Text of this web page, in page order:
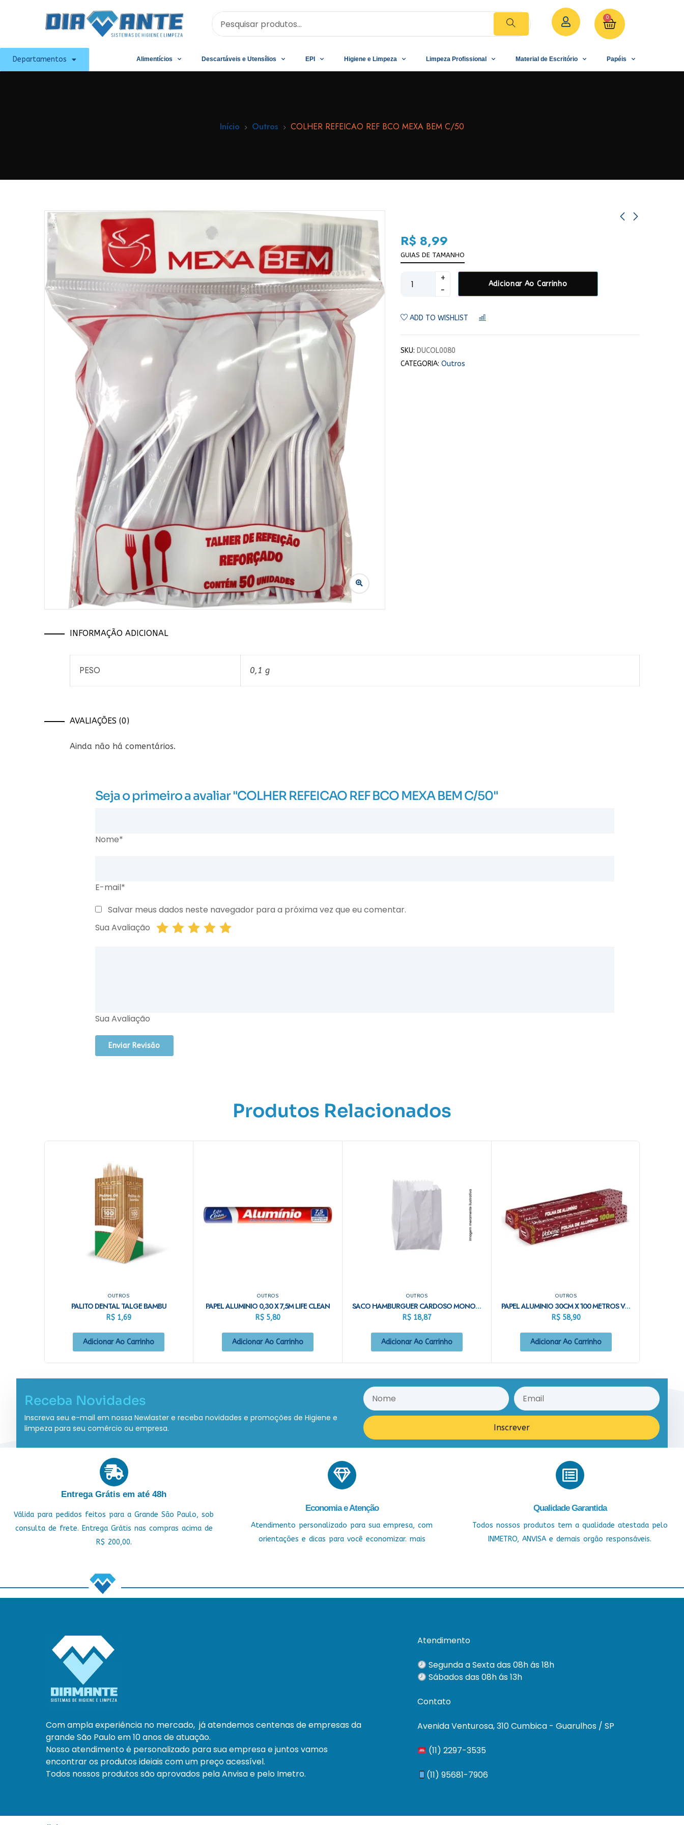
0
Departamentos Alimentícios Descartáveis e Utensílios EPI Higiene e Limpeza Limpeza Profissional Material de Escritório Papéis
Início Outros COLHER REFEICAO REF BCO MEXA BEM C/50
R$ 8,99
GUIAS DE TAMANHO
Adicionar Ao Carrinho
ADD TO WISHLIST
SKU: DUCOL0080
CATEGORIA: Outros
INFORMAÇÃO ADICIONAL
PESO 0,1 g
AVALIAÇÕES (0)
Ainda não há comentários.
Seja o primeiro a avaliar "COLHER REFEICAO REF BCO MEXA BEM C/50"
Nome*
E-mail*
Salvar meus dados neste navegador para a próxima vez que eu comentar.
Sua Avaliação
Sua Avaliação
Produtos Relacionados
OUTROS
PALITO DENTAL TALGE BAMBU
R$1,69
Adicionar Ao Carrinho
OUTROS
PAPEL ALUMINIO 0,30 X 7,5M LIFE CLEAN
R$5,80
Adicionar Ao Carrinho
OUTROS
SACO HAMBURGUER CARDOSO MONO C/500
R$18,87
Adicionar Ao Carrinho
OUTROS
PAPEL ALUMINIO 30CM X 100 METROS VABENE
R$58,90
Adicionar Ao Carrinho
Receba Novidades
Inscreva seu e-mail em nossa Newlaster e receba novidades e promoções de Higiene e
limpeza para seu comércio ou empresa.
Inscrever
Entrega Grátis em até 48h
Válida para pedidos feitos para a Grande São Paulo, sob
consulta de frete. Entrega Grátis nas compras acima de
R$ 200,00.
Economia e Atenção
Atendimento personalizado para sua empresa, com
orientações e dicas para você economizar. mais
Qualidade Garantida
Todos nossos produtos tem a qualidade atestada pelo
INMETRO, ANVISA e demais orgão responsáveis.
Com ampla experiência no mercado, já atendemos centenas de empresas da
grande São Paulo em 10 anos de atuação.
Nosso atendimento é personalizado para sua empresa e juntos vamos
encontrar os produtos ideiais com um preço acessível.
Todos nossos produtos são aprovados pela Anvisa e pelo Imetro.
Atendimento
Segunda a Sexta das 08h ás 18h
Sábados das 08h ás 13h
Contato
Avenida Venturosa, 310 Cumbica - Guarulhos / SP
(11) 2297-3535
(11) 95681-7906